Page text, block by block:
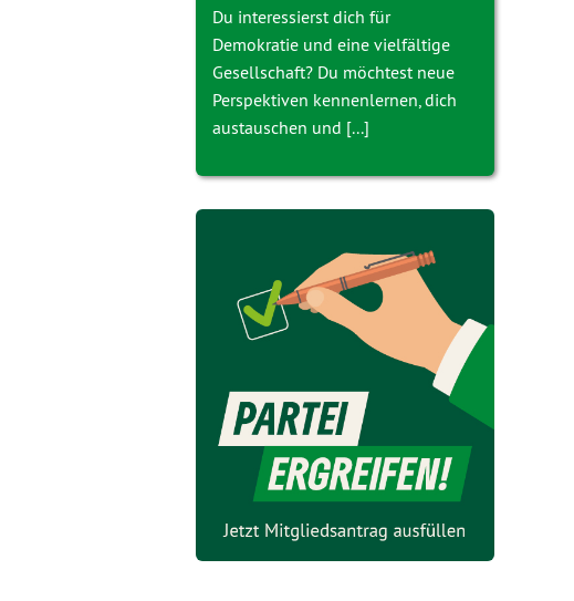
Du interessierst dich für
Demokratie und eine vielfältige
Gesellschaft? Du möchtest neue
Perspektiven kennenlernen, dich
austauschen und [...]